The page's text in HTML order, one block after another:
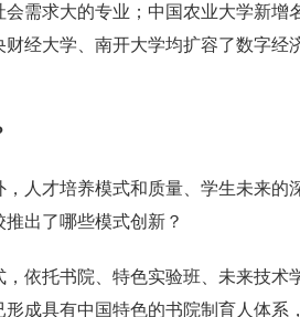
需求大的专业；中国农业大学新增
经大学、南开大学均扩容了数字经
人才培养模式和质量、学生未来的
出了哪些模式创新？
依托书院、特色实验班、未来技术
成具有中国特色的书院制育人体系